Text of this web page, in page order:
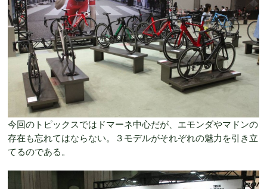
今回のトピックスではドマーネ中心だが、エモンダやマドンの
存在も忘れてはならない。３モデルがそれぞれの魅力を引き立
てるのである。